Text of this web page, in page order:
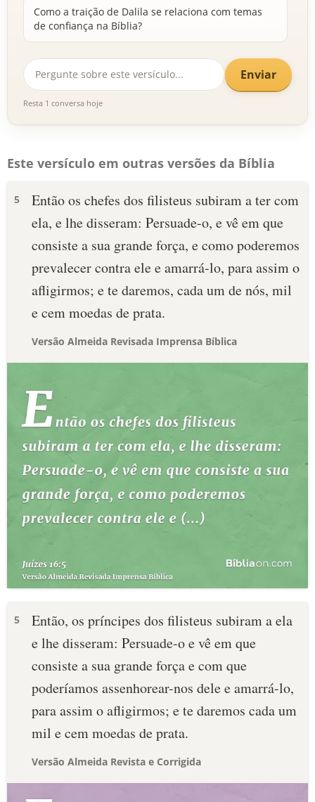
Como a traição de Dalila se relaciona com temas
de confiança na Bíblia?
Enviar
Resta 1 conversa hoje
Este versículo em outras versões da Bíblia
5
Então os chefes dos filisteus subiram a ter com
ela, e lhe disseram: Persuade-o, e vê em que
consiste a sua grande força, e como poderemos
prevalecer contra ele e amarrá-lo, para assim o
afligirmos; e te daremos, cada um de nós, mil
e cem moedas de prata.
Versão Almeida Revisada Imprensa Bíblica
5
Então, os príncipes dos filisteus subiram a ela
e lhe disseram: Persuade-o e vê em que
consiste a sua grande força e com que
poderíamos assenhorear-nos dele e amarrá-lo,
para assim o afligirmos; e te daremos cada um
mil e cem moedas de prata.
Versão Almeida Revista e Corrigida